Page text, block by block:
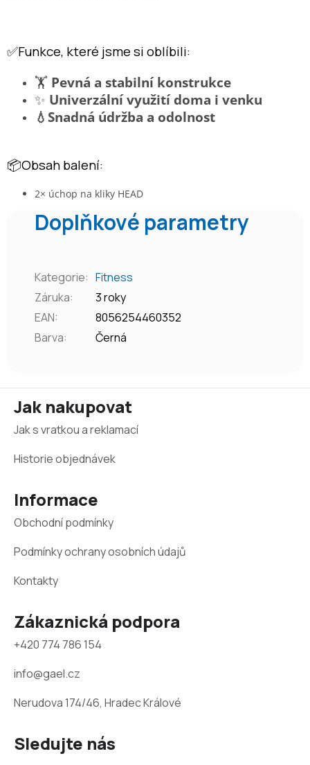
✅Funkce, které jsme si oblíbili:
🏋️ Pevná a stabilní konstrukce
✨ Univerzální využití doma i venku
💧Snadná údržba a odolnost
📦Obsah balení:
2× úchop na kliky HEAD
Doplňkové parametry
Kategorie: Fitness
Záruka:
3 roky
EAN:
8056254460352
Barva: Černá
Jak nakupovat
Jak s vratkou a reklamací
Historie objednávek
Informace
Obchodní podmínky
Podmínky ochrany osobních údajů
Kontakty
Zákaznická podpora
+420 774 786 154
info@gael.cz
Nerudova 174/46, Hradec Králové
Sledujte nás